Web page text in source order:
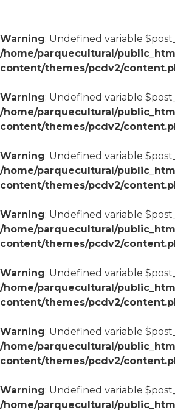
Warning: Undefined variable
/home/parquecultural/
content/themes/pcdv2/
Warning: Undefined variable
/home/parquecultural/
content/themes/pcdv2/
Warning: Undefined variable
/home/parquecultural/
content/themes/pcdv2/
Warning: Undefined variable
/home/parquecultural/
content/themes/pcdv2/
Warning: Undefined variable
/home/parquecultural/
content/themes/pcdv2/
Warning: Undefined variable
/home/parquecultural/
content/themes/pcdv2/
Warning: Undefined variable
/home/parquecultural/